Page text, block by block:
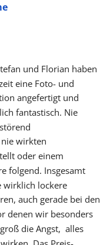
und Florian haben
eine Foto- und
angefertigt und
fantastisch. Nie
wirkten
oder einem
folgend. Insgesamt
wirklich lockere
auch gerade bei den
denen wir besonders
die Angst,  alles